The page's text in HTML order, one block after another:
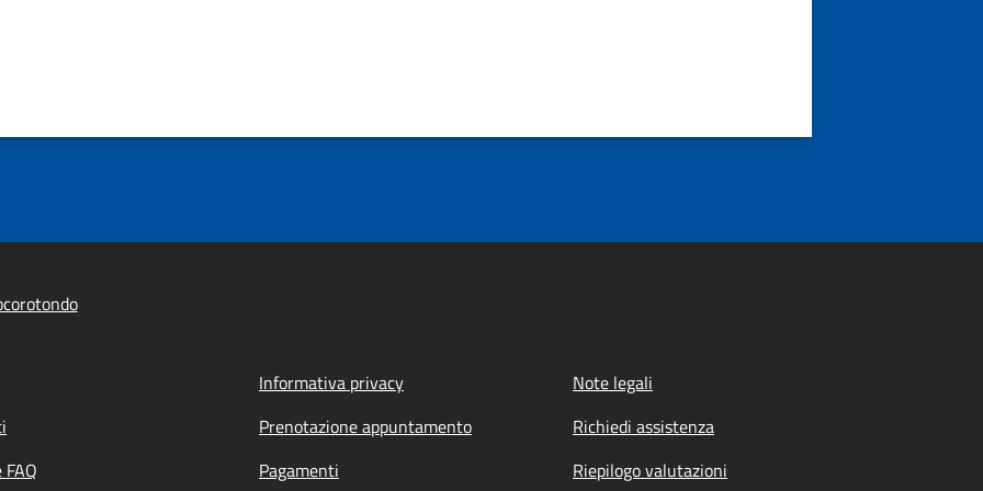
Informativa privacy
Note legali
Prenotazione appuntamento
Richiedi assistenza
Pagamenti Riepilogo valutazioni